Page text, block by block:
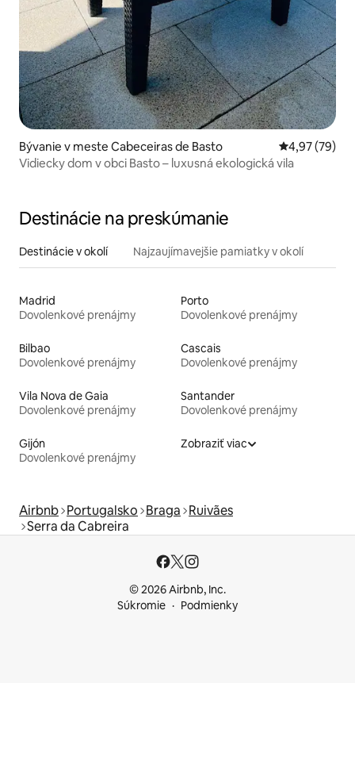
Bývanie v meste Cabeceiras de Basto Priemerné
4,97 (79)
Vidiecky dom v obci Basto – luxusná ekologická vila
Destinácie na preskúmanie
Destinácie v okolí Najzaujímavejšie pamiatky v okolí
Madrid
Dovolenkové prenájmy
Porto
Dovolenkové prenájmy
Bilbao
Dovolenkové prenájmy
Cascais
Dovolenkové prenájmy
Vila Nova de Gaia
Dovolenkové prenájmy
Santander
Dovolenkové prenájmy
Gijón
Dovolenkové prenájmy
Zobraziť viac
Airbnb Portugalsko Braga Ruivães
Serra da Cabreira
© 2026 Airbnb, Inc.
Súkromie
Podmienky